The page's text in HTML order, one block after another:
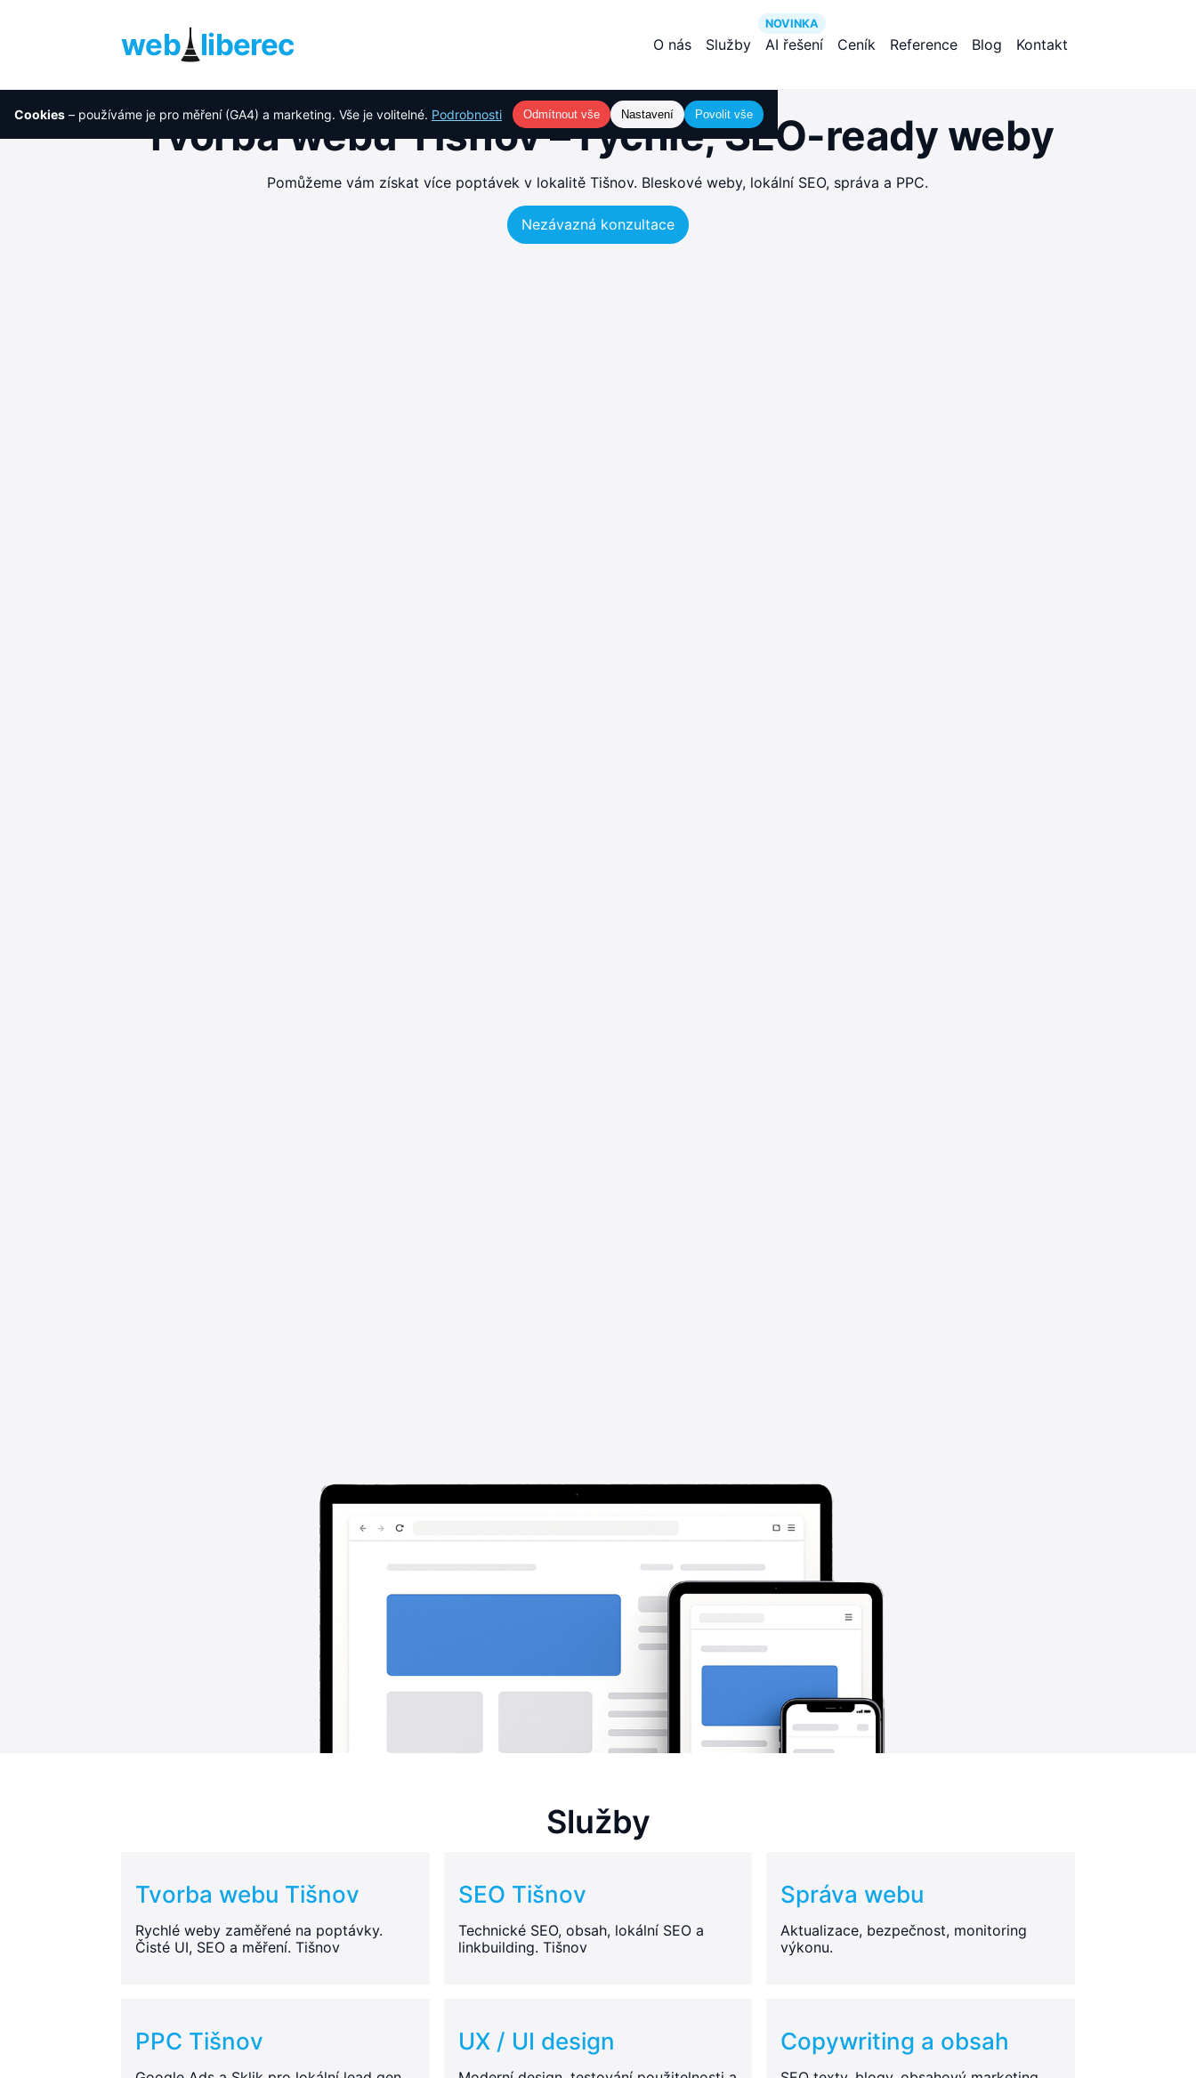
web liberec O nás Služby
NOVINKA
AI řešení Ceník Reference Blog Kontakt
Cookies – používáme je pro měření (GA4) a marketing. Vše je volitelné. Podrobnosti Odmítnout vše Nastavení Povolit vše
Tvorba webu Tišnov – rychlé, SEO-ready weby
Pomůžeme vám získat více poptávek v lokalitě Tišnov. Bleskové weby, lokální SEO, správa a PPC.
Nezávazná konzultace
Služby
Tvorba webu Tišnov
Rychlé weby zaměřené na poptávky.
Čisté UI, SEO a měření. Tišnov
SEO Tišnov
Technické SEO, obsah, lokální SEO a
linkbuilding. Tišnov
Správa webu
Aktualizace, bezpečnost, monitoring
výkonu.
PPC Tišnov UX / UI design Copywriting a obsah